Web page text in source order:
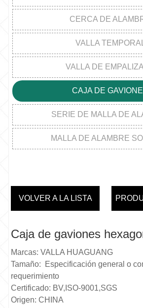
CERCA DE
VALLA TEMPORAL
VALLA DE
CAJA DE
SERIE DE MALLA DE
MALLA DE ALAMBRE
VOLVER A LA LISTA
Caja de gaviones
Marcas: VALLA HUAGUANG
Tamaño: Especificación general o
requerimiento
Certificado: BV,ISO-9001,SGS
Origen: CHINA